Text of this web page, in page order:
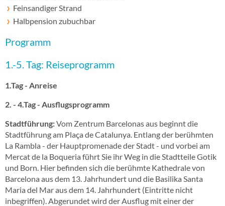
Feinsandiger Strand
Halbpension zubuchbar
Programm
1.-5. Tag: Reiseprogramm
1.Tag - Anreise
2. - 4.Tag - Ausflugsprogramm
Stadtführung:Vom Zentrum Barcelonas aus beginnt die
Stadtführung am Plaça de Catalunya. Entlang der berühmten
La Rambla - der Hauptpromenade der Stadt - und vorbei am
Mercat de la Boqueria führt Sie ihr Weg in die Stadtteile Gotik
und Born. Hier befinden sich die berühmte Kathedrale von
Barcelona aus dem 13. Jahrhundert und die Basilika Santa
Maria del Mar aus dem 14. Jahrhundert (Eintritte nicht
inbegriffen). Abgerundet wird der Ausflug mit einer der